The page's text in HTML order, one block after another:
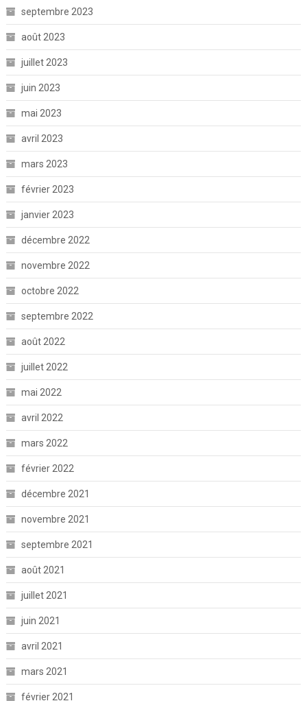
septembre 2023
août 2023
juillet 2023
juin 2023
mai 2023
avril 2023
mars 2023
février 2023
janvier 2023
décembre 2022
novembre 2022
octobre 2022
septembre 2022
août 2022
juillet 2022
mai 2022
avril 2022
mars 2022
février 2022
décembre 2021
novembre 2021
septembre 2021
août 2021
juillet 2021
juin 2021
avril 2021
mars 2021
février 2021